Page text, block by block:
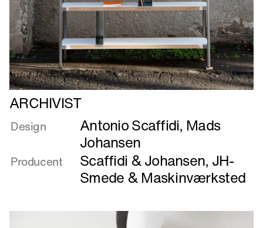
Læs
mere
om
ARCHIVIST
Design Antonio Scaffidi, Mads
Johansen
Producent Scaffidi & Johansen, JH-
Smede & Maskinværksted